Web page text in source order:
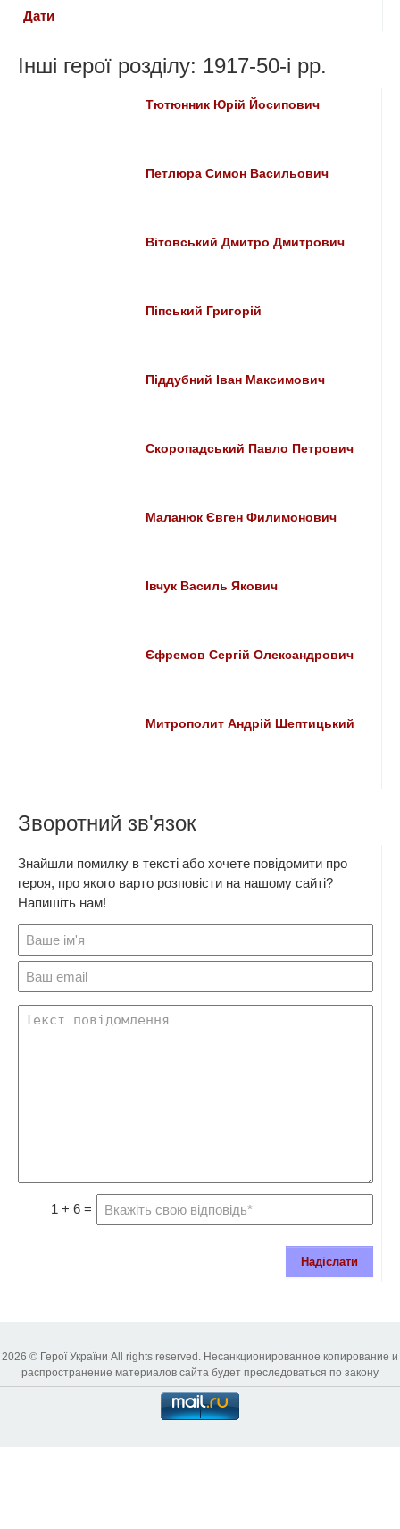
Дати
Інші герої розділу: 1917-50-i рр.
Тютюнник Юрій Йосипович
Петлюра Симон Васильович
Вітовський Дмитро Дмитрович
Піпський Григорій
Піддубний Іван Максимович
Скоропадський Павло Петрович
Маланюк Євген Филимонович
Івчук Василь Якович
Єфремов Сергій Олександрович
Митрополит Андрій Шептицький
Зворотний зв'язок
Знайшли помилку в тексті або хочете повідомити про
героя, про якого варто розповісти на нашому сайті?
Напишіть нам!
1 + 6 =
Надіслати
2026 © Герої України All rights reserved. Несанкционированное копирование и
распространение материалов сайта будет преследоваться по закону